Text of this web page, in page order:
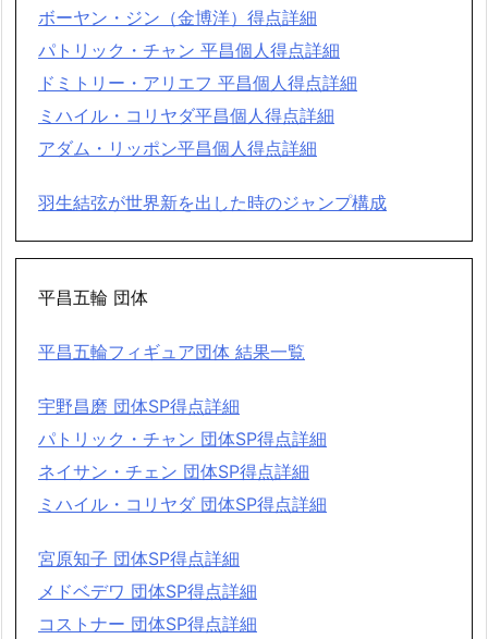
ボーヤン・ジン（金博洋）得点詳細
パトリック・チャン 平昌個人得点詳細
ドミトリー・アリエフ 平昌個人得点詳細
ミハイル・コリヤダ平昌個人得点詳細
アダム・リッポン平昌個人得点詳細
羽生結弦が世界新を出した時のジャンプ構成
平昌五輪 団体
平昌五輪フィギュア団体 結果一覧
宇野昌磨 団体SP得点詳細
パトリック・チャン 団体SP得点詳細
ネイサン・チェン 団体SP得点詳細
ミハイル・コリヤダ 団体SP得点詳細
宮原知子 団体SP得点詳細
メドベデワ 団体SP得点詳細
コストナー 団体SP得点詳細